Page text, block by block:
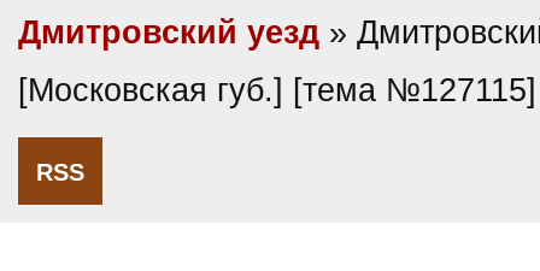
Дмитровский уезд »
[Московская губ.] [тема №127115]
RSS